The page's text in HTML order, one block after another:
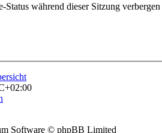
Status während dieser Sitzung verbergen
Software © phpBB Limited